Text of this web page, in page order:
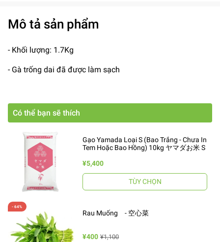
Mô tả sản phẩm
- Khối lượng: 1.7Kg
- Gà trống dai đã được làm sạch
Có thể bạn sẽ thích
Gạo Yamada Loại S (Bao Trắng - Chưa In
Tem Hoặc Bao Hồng) 10kg ヤマダお米 S
¥5,400
TÙY CHỌN
Rau Muống - 空心菜
¥400 ¥1,100